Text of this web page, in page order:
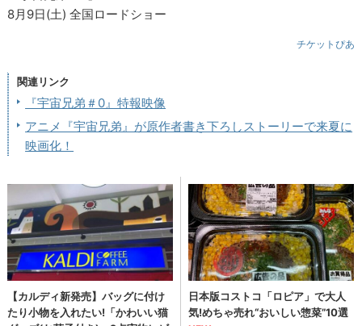
8月9日(土) 全国ロードショー
チケットぴあ
関連リンク
『宇宙兄弟＃0』特報映像
アニメ『宇宙兄弟』が原作者書き下ろしストーリーで来夏に
映画化！